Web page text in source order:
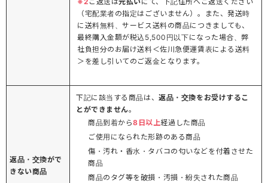
（宅配業者の指定はございません）。また、発送時
に送料無料、サービス送料の商品につきましても、
最終購入金額が税込5,500円以下になった場合、弊
社負担分のお届け送料＜佐川急便運賃表による送料
＞を差し引いてのご返金となります。
返品・交換がで
きない商品
下記に該当する商品は、返品・交換をお受けするこ
とができません。
商品到着から8日以上経過した商品
ご使用になられた形跡のある商品
傷・汚れ・香水・タバコの匂いなどを付着させた
商品
商品のタグ等を破損・汚損・紛失された商品